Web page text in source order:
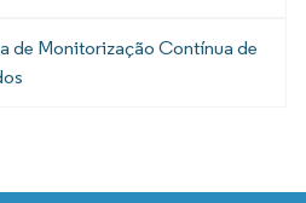
de Monitorização Contínua de